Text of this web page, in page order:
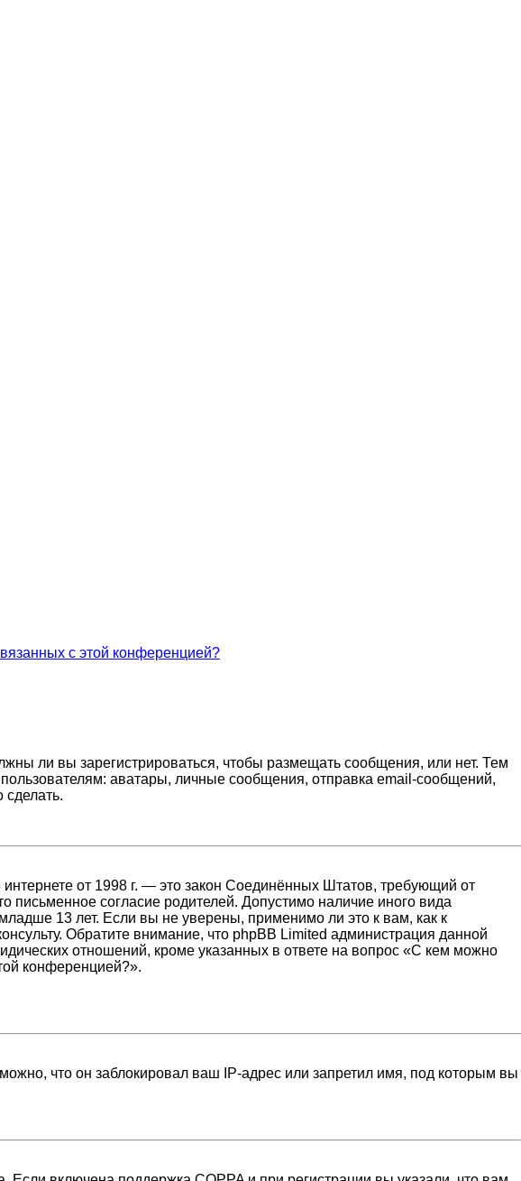
с этой конференцией?
ли вы зарегистрироваться, чтобы размещать сообщения, или нет. Тем
аватары, личные сообщения, отправка email-сообщений,
сделать.
от 1998 г. — это закон Соединённых Штатов, требующий от
согласие родителей. Допустимо наличие иного вида
13 лет. Если вы не уверены, применимо ли это к вам, как к
Обратите внимание, что phpBB Limited администрация данной
отношений, кроме указанных в ответе на вопрос «С кем можно
конференцией?».
что он заблокировал ваш IP-адрес или запретил имя, под которым вы